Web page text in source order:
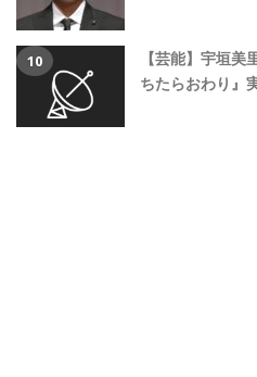
【芸能】宇垣
ちたらおわり』